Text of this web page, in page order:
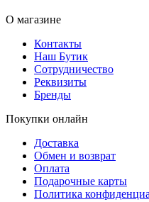
О магазине
Контакты
Наш Бутик
Сотрудничество
Реквизиты
Бренды
Покупки онлайн
Доставка
Обмен и возврат
Оплата
Подарочные карты
Политика